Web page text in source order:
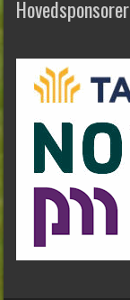
Hovedsponsorer